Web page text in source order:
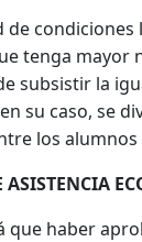
de condiciones
tenga mayor
subsistir la
su caso, se
los
que haber